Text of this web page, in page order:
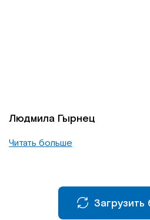
Людмила Гырнец
Читать больше